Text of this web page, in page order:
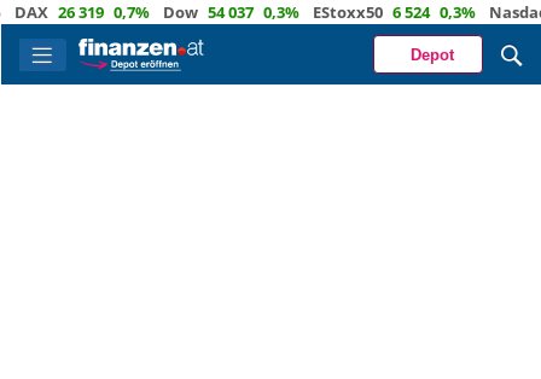
26 319 0,7% Dow 54 037 0,3% EStoxx50 6 524 0,3% Nasdaq 29
Depot